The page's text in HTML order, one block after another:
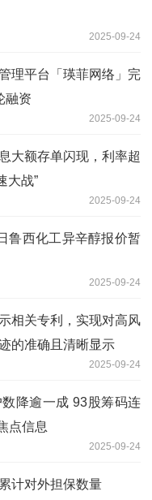
2025-09-24
理平台「瑛菲网络」完
融资
2025-09-24
大额存单闪现，利率超
大战”
2025-09-24
鲁西化工异辛醇报价暂
2025-09-24
相关专利，实现对高风
的准确且清晰显示
2025-09-24
降逾一成 93股筹码连
点信息
2025-09-24
计对外担保数量